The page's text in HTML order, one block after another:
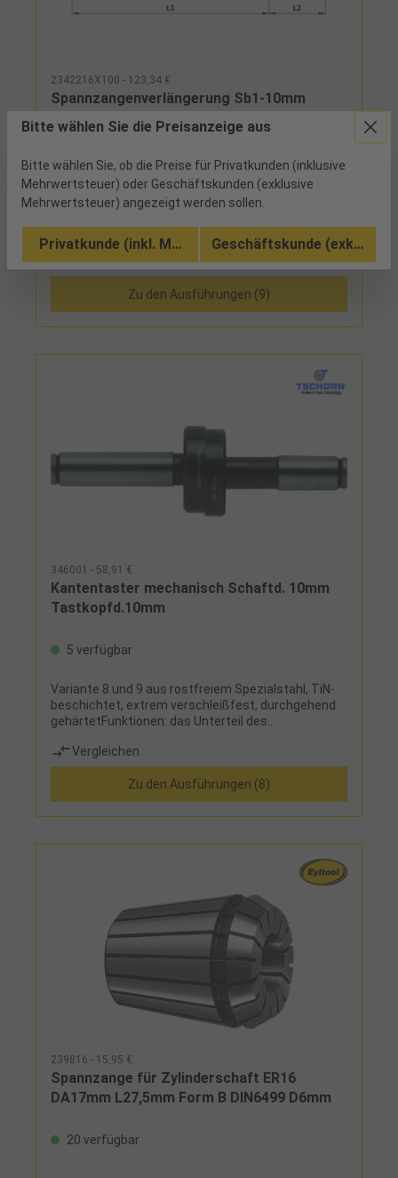
2342216X100 - 123,34 €
Spannzangenverlängerung Sb1-10mm
DIN6499 ER16 Mini L100mm
4 verfügbar
Zylinderschaft mit SpannflächeLieferumfang: mit
anderen Abmessungen lieferbar!
Vergleichen
Zu den Ausführungen (9)
346001 - 58,91 €
Kantentaster mechanisch Schaftd. 10mm
Tastkopfd.10mm
5 verfügbar
Variante 8 und 9 aus rostfreiem Spezialstahl, TiN-
beschichtet, extrem verschleißfest, durchgehend
gehärtetFunktionen: das Unterteil des
aus der Achsmitte schieben, durch langsames und
vorsichtiges Anfahren des rotierenden
Kantentasters (ca. 500 U/min) an die
entsprechende Bezugskante wird die oszillierende
Bewegung stetig geringer, bei Erreichen der Position
Position entspricht nun dem Radius des
Vergleichen
Zu den Ausführungen (8)
239816 - 15,95 €
Spannzange für Zylinderschaft ER16
DA17mm L27,5mm Form B DIN6499 D6mm
20 verfügbar
Bitte wählen Sie die Preisanzeige aus
Bitte wählen Sie, ob die Preise für Privatkunden (inklusive
Mehrwertsteuer) oder Geschäftskunden (exklusive
Mehrwertsteuer) angezeigt werden sollen.
Privatkunde (inkl. MwSt.) Geschäftskunde (exkl.